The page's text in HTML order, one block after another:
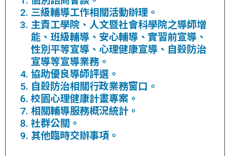
三級輔導工作相關活動辦理。
主責工學院、人文暨社會科學院之導師增
能、班級輔導、安心輔導、實習前宣導、
性別平等宣導、心理健康宣導、自殺防治
宣導等宣導業務。
協助優良導師評選。
自殺防治相關行政業務窗口。
校園心理健康計畫專案。
相關輔導服務概況統計。
社群公關。
其他臨時交辦事項。